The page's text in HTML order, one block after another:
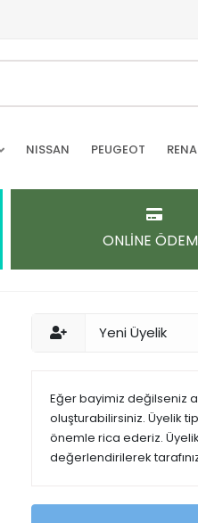
NISSAN PEUGEOT
ONLİNE
Yeni Üyelik
Eğer bayimiz değilseniz
oluşturabilirsiniz. Üyelik
önemle rica ederiz.
değerlendirilerek